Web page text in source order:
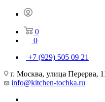
0
0
+7 (929) 505 09 21
г. Москва, улица Перерва,
info@kitchen-tochka.ru